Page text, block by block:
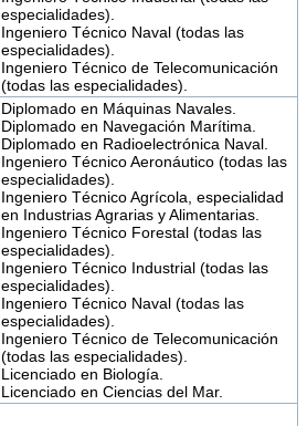
especialidades).
Ingeniero Técnico Naval (todas las
especialidades).
Ingeniero Técnico de Telecomunicación
(todas las especialidades).
Diplomado en Máquinas Navales.
Diplomado en Navegación Marítima.
Diplomado en Radioelectrónica Naval.
Ingeniero Técnico Aeronáutico (todas las
especialidades).
Ingeniero Técnico Agrícola, especialidad
en Industrias Agrarias y Alimentarias.
Ingeniero Técnico Forestal (todas las
especialidades).
Ingeniero Técnico Industrial (todas las
especialidades).
Ingeniero Técnico Naval (todas las
especialidades).
Ingeniero Técnico de Telecomunicación
(todas las especialidades).
Licenciado en Biología.
Licenciado en Ciencias del Mar.